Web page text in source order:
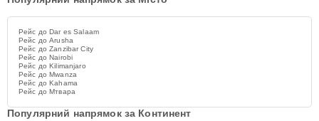
Рейс до Dar es Salaam
Рейс до Arusha
Рейс до Zanzibar City
Рейс до Nairobi
Рейс до Kilimanjaro
Рейс до Mwanza
Рейс до Kahama
Рейс до Мтвара
Популярний напрямок за Континент